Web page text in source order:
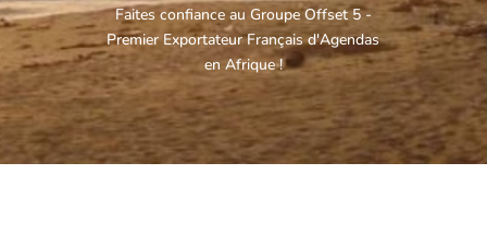
Faites confiance au Groupe Offset 5 -
Premier Exportateur Français d'Agendas
en Afrique !